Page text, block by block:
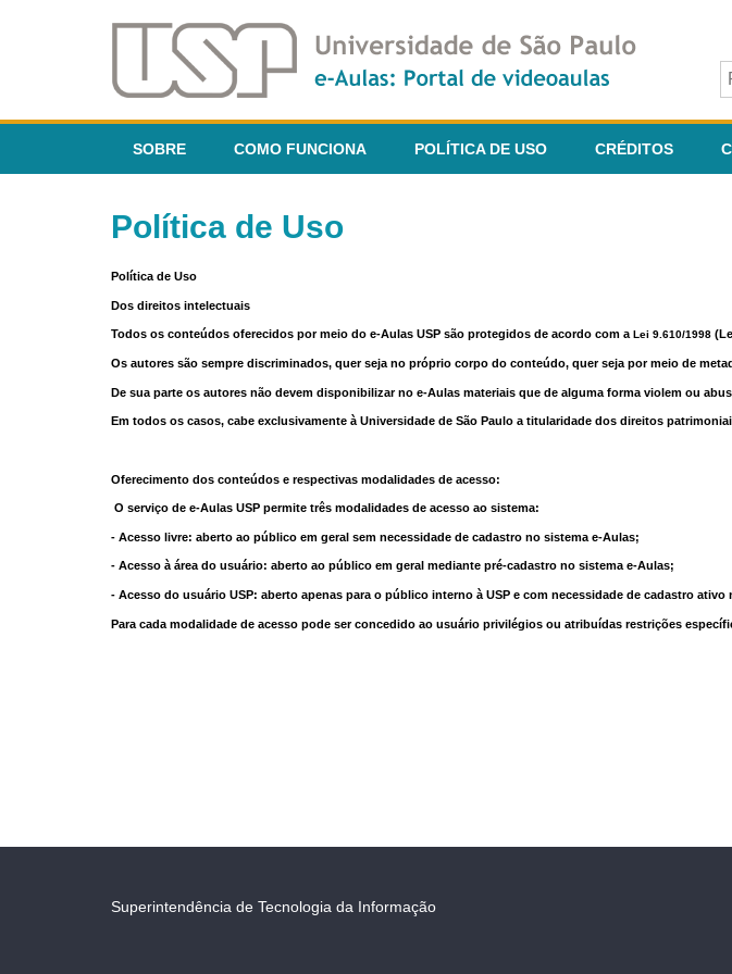
SOBRE COMO FUNCIONA POLÍTICA DE USO CRÉDITOS
Política de Uso
Política de Uso
Dos direitos intelectuais
Todos os conteúdos oferecidos por meio do e-Aulas USP são protegidos de acordo com a Lei 9.610/1998
Os autores são sempre discriminados, quer seja no próprio corpo do conteúdo, quer seja por meio de
De sua parte os autores não devem disponibilizar no e-Aulas materiais que de alguma forma violem ou
Em todos os casos, cabe exclusivamente à Universidade de São Paulo a titularidade dos direitos
Oferecimento dos conteúdos e respectivas modalidades de acesso:
O serviço de e-Aulas USP permite três modalidades de acesso ao sistema:
- Acesso livre: aberto ao público em geral sem necessidade de cadastro no sistema e-Aulas;
- Acesso à área do usuário: aberto ao público em geral mediante pré-cadastro no sistema e-Aulas;
- Acesso do usuário USP: aberto apenas para o público interno à USP e com necessidade de cadastro ativo
Para cada modalidade de acesso pode ser concedido ao usuário privilégios ou atribuídas restrições
Superintendência de Tecnologia da Informação